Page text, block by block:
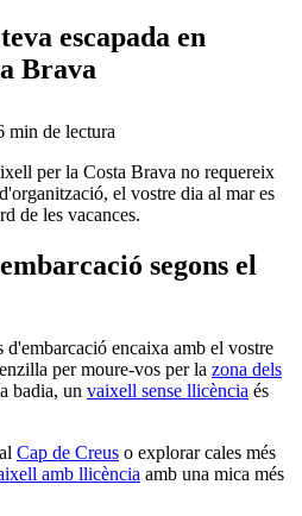
escapada en
Brava
min de lectura
per la Costa Brava no requereix
el vostre dia al mar es
de les vacances.
segons el
encaixa amb el vostre
per moure-vos per la zona dels
badia, un vaixell sense llicència és
Cap de Creus o explorar cales més
amb llicència amb una mica més